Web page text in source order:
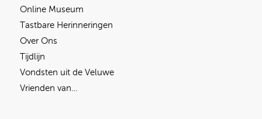
Online Museum
Tastbare Herinneringen
Over Ons
Tijdlijn
Vondsten uit de Veluwe
Vrienden van…